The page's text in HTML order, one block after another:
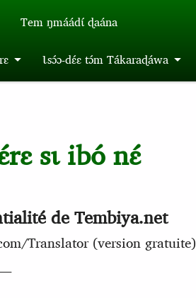
Tem ŋmáádɩ́ ɖaána
Ɩsɔ́ɔ-dɛ́ɛ tɔ́m Tákaraɖáwa
sɩ ibó nɛ́
de Tembiya.net
Translator (version gratuite)